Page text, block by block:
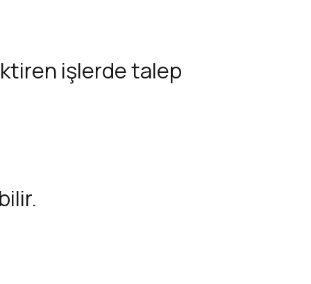
işlerde talep